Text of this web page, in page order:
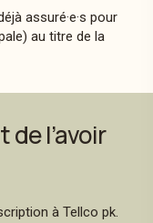
assuré·e·s pour
au titre de la
l’avoir
à Tellco pk.